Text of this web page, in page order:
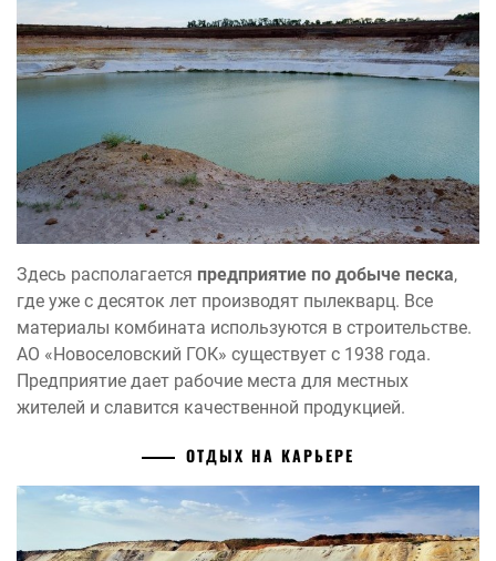
Здесь располагается предприятие по добыче песка,
где уже с десяток лет производят пылекварц. Все
материалы комбината используются в строительстве.
АО «Новоселовский ГОК» существует с 1938 года.
Предприятие дает рабочие места для местных
жителей и славится качественной продукцией.
ОТДЫХ НА КАРЬЕРЕ